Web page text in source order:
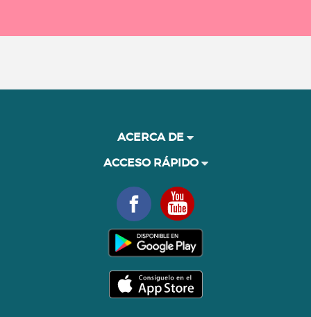
ACERCA DE
ACCESO RÁPIDO